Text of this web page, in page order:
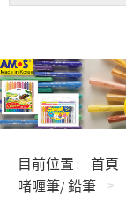
目前位置 : 首頁
啫喱筆/ 鉛筆